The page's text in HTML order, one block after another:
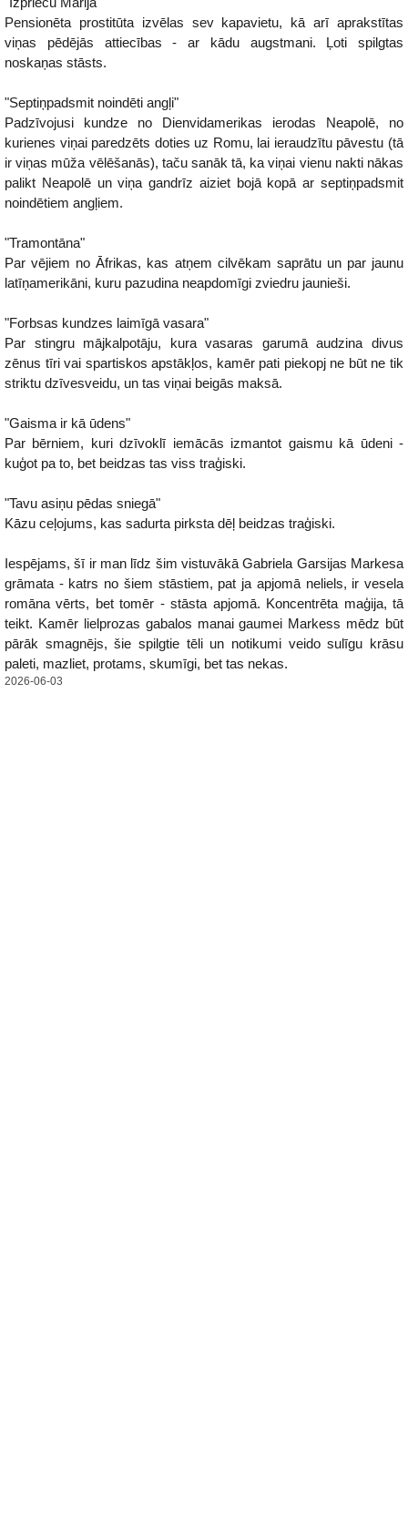
Pensionēta prostitūta izvēlas sev kapavietu, kā arī aprakstītas
viņas pēdējās attiecības - ar kādu augstmani. Ļoti spilgtas
noskaņas stāsts.
"Septiņpadsmit noindēti angļi"
Padzīvojusi kundze no Dienvidamerikas ierodas Neapolē, no
kurienes viņai paredzēts doties uz Romu, lai ieraudzītu pāvestu (tā
ir viņas mūža vēlēšanās), taču sanāk tā, ka viņai vienu nakti nākas
palikt Neapolē un viņa gandrīz aiziet bojā kopā ar septiņpadsmit
noindētiem angļiem.
"Tramontāna"
Par vējiem no Āfrikas, kas atņem cilvēkam saprātu un par jaunu
latīņamerikāni, kuru pazudina neapdomīgi zviedru jaunieši.
"Forbsas kundzes laimīgā vasara"
Par stingru mājkalpotāju, kura vasaras garumā audzina divus
zēnus tīri vai spartiskos apstākļos, kamēr pati piekopj ne būt ne tik
striktu dzīvesveidu, un tas viņai beigās maksā.
"Gaisma ir kā ūdens"
Par bērniem, kuri dzīvoklī iemācās izmantot gaismu kā ūdeni -
kuģot pa to, bet beidzas tas viss traģiski.
"Tavu asiņu pēdas sniegā"
Kāzu ceļojums, kas sadurta pirksta dēļ beidzas traģiski.
Iespējams, šī ir man līdz šim vistuvākā Gabriela Garsijas Markesa
grāmata - katrs no šiem stāstiem, pat ja apjomā neliels, ir vesela
romāna vērts, bet tomēr - stāsta apjomā. Koncentrēta maģija, tā
teikt. Kamēr lielprozas gabalos manai gaumei Markess mēdz būt
pārāk smagnējs, šie spilgtie tēli un notikumi veido sulīgu krāsu
paleti, mazliet, protams, skumīgi, bet tas nekas.
2026-06-03